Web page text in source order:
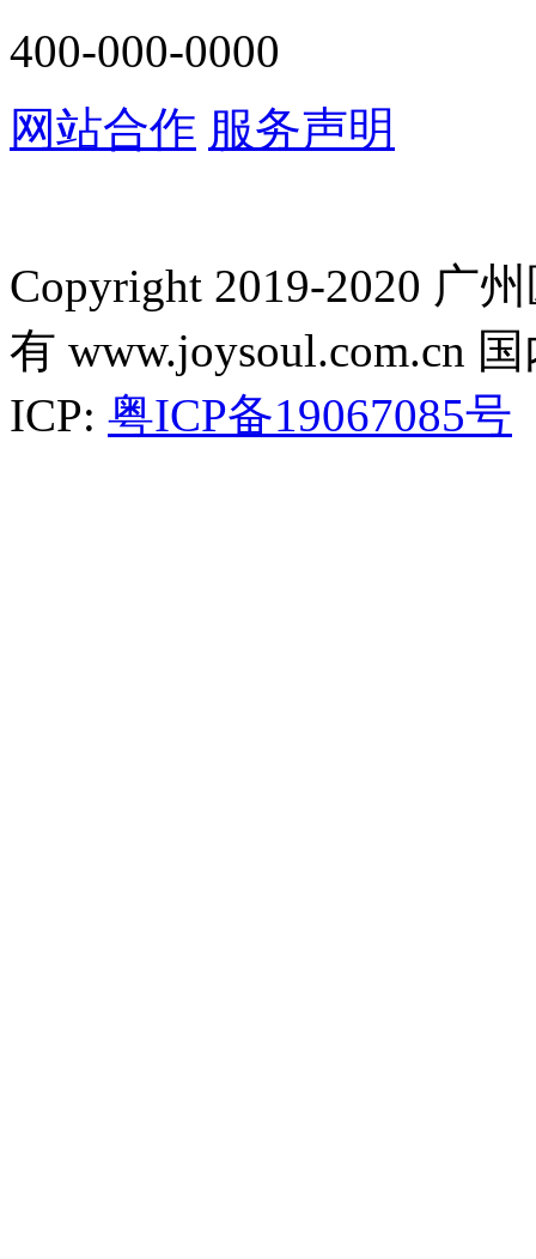
400-000-0000
网站合作 服务声明
Copyright 2019-2020 广
有 www.joysoul.com.cn
ICP: 粤ICP备19067085号